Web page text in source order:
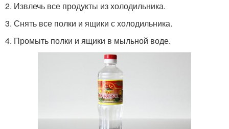
2. Извлечь все продукты из холодильника.
3. Снять все полки и ящики с холодильника.
4. Промыть полки и ящики в мыльной воде.